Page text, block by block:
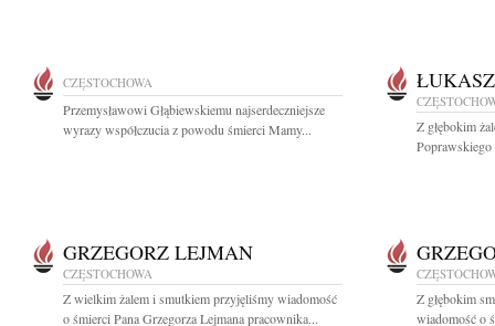
CZĘSTOCHOWA
Przemysławowi Głąbiewskiemu najserdeczniejsze
wyrazy współczucia z powodu śmierci Mamy...
Z głębokim
Poprawskiego
GRZEGORZ LEJMAN
CZĘSTOCHOWA
Z wielkim żalem i smutkiem przyjęliśmy wiadomość
o śmierci Pana Grzegorza Lejmana pracownika...
Z głębokim
wiadomość o